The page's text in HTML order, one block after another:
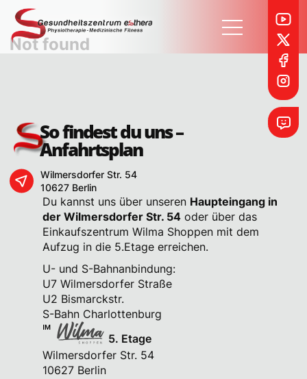
Not found
So findest du uns –
Anfahrtsplan
Wilmersdorfer Str. 54
10627 Berlin
Du kannst uns über unseren Haupteingang in
der Wilmersdorfer Str. 54 oder über das
Einkaufszentrum Wilma Shoppen mit dem
Aufzug in die 5.Etage erreichen.
U- und S-Bahnanbindung:
U7 Wilmersdorfer Straße
U2 Bismarckstr.
S-Bahn Charlottenburg
5. Etage
Wilmersdorfer Str. 54
10627 Berlin
Möchtest du Vollzeit oder Teilzeit bei uns anfangen?
Vollzeit
Teilzeit
Frühestmöglicher Eintrittstermin
Was ist für dich im Job besonders wichtig?
Kontaktdaten